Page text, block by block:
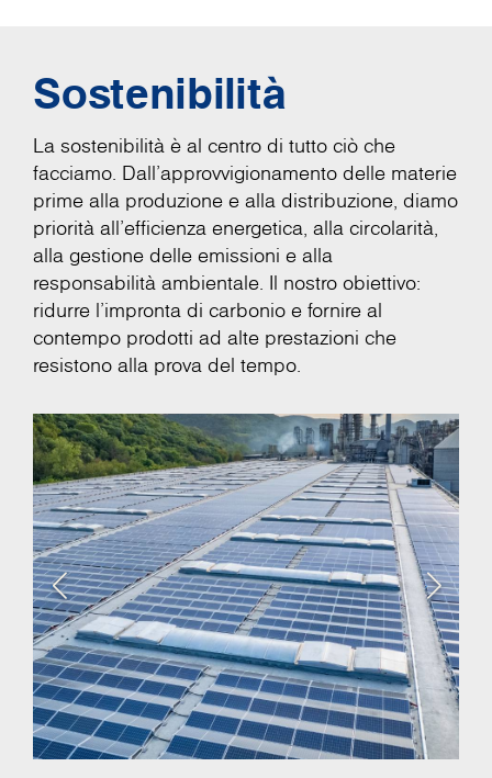
Sostenibilità
La sostenibilità è al centro di tutto ciò che
facciamo. Dall'approvvigionamento delle materie
prime alla produzione e alla distribuzione, diamo
priorità all'efficienza energetica, alla circolarità,
alla gestione delle emissioni e alla
responsabilità ambientale. Il nostro obiettivo:
ridurre l'impronta di carbonio e fornire al
contempo prodotti ad alte prestazioni che
resistono alla prova del tempo.